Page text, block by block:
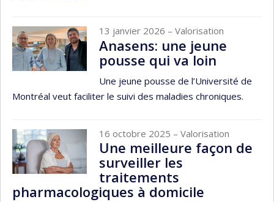
13 janvier 2026 – Valorisation
Anasens: une jeune
pousse qui va loin
Une jeune pousse de l’Université de
Montréal veut faciliter le suivi des maladies chroniques.
16 octobre 2025 – Valorisation
Une meilleure façon de
surveiller les
traitements
pharmacologiques à domicile